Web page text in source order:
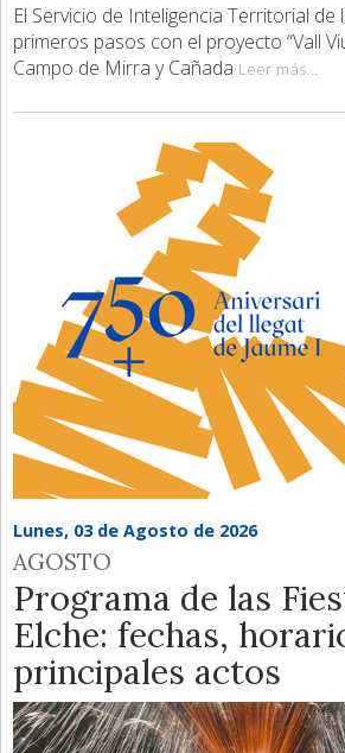
El Servicio de Inteligencia Territorial
primeros pasos con el proyecto “Vall
Campo de Mirra y Cañada Leer más...
Lunes, 03 de Agosto de 2026
AGOSTO
Programa de las
Elche: fechas,
principales actos